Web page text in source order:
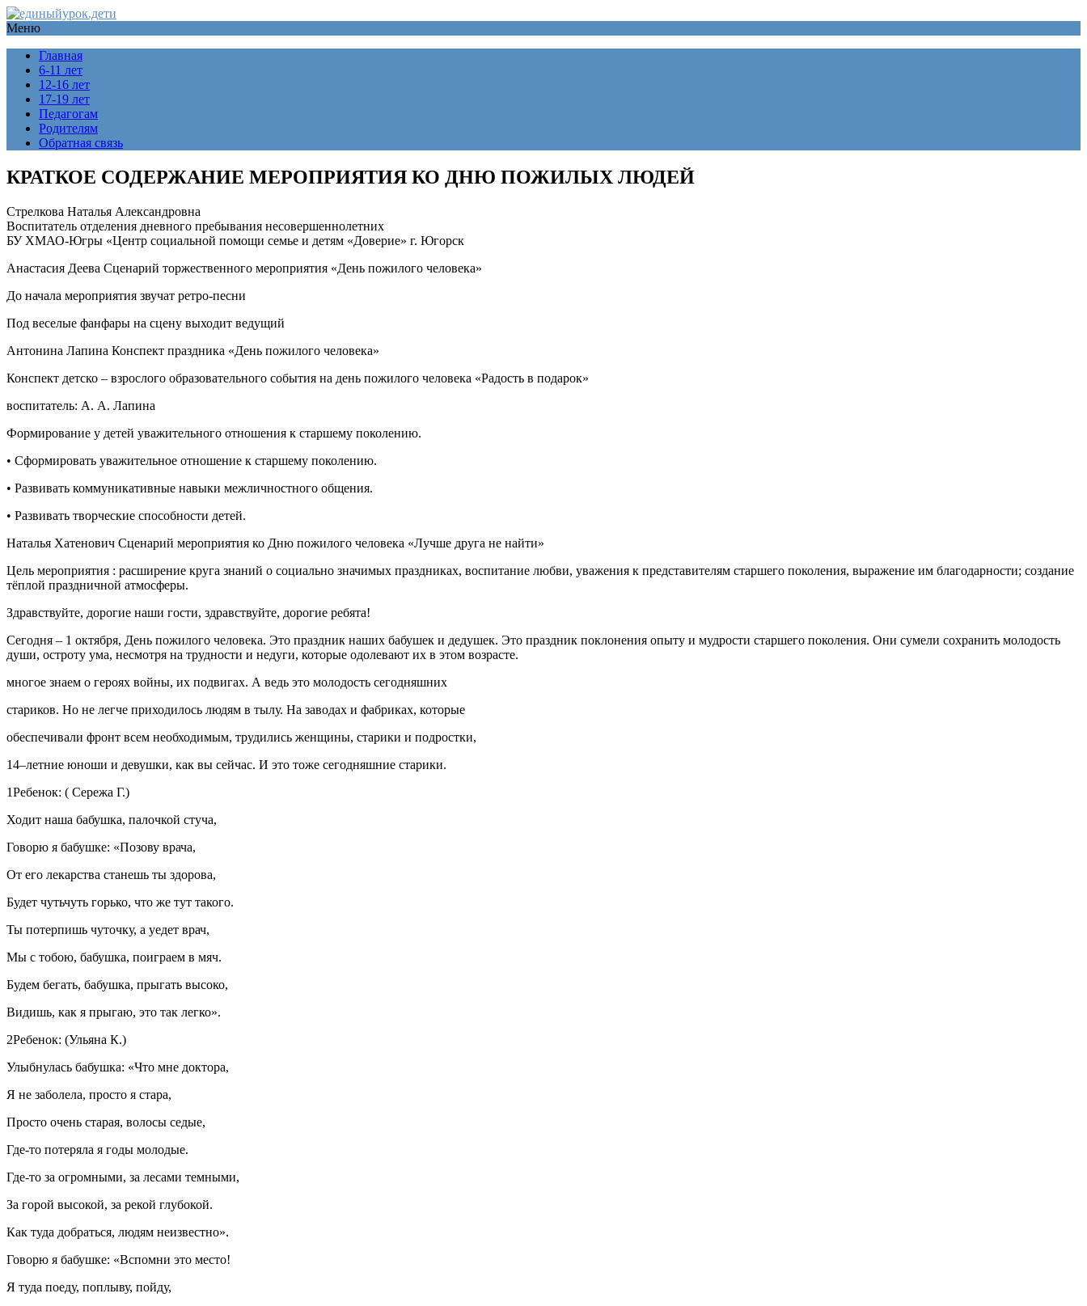
Меню
Главная
6-11 лет
12-16 лет
17-19 лет
Педагогам
Родителям
Обратная связь
КРАТКОЕ СОДЕРЖАНИЕ МЕРОПРИЯТИЯ КО ДНЮ ПОЖИЛЫХ ЛЮДЕЙ
Стрелкова Наталья Александровна
Воспитатель отделения дневного пребывания несовершеннолетних
БУ ХМАО-Югры «Центр социальной помощи семье и детям «Доверие» г. Югорск
Анастасия Деева Сценарий торжественного мероприятия «День пожилого человека»
До начала мероприятия звучат ретро-песни
Под веселые фанфары на сцену выходит ведущий
Антонина Лапина Конспект праздника «День пожилого человека»
Конспект детско – взрослого образовательного события на день пожилого человека «Радость в подарок»
воспитатель: А. А. Лапина
Формирование у детей уважительного отношения к старшему поколению.
• Сформировать уважительное отношение к старшему поколению.
• Развивать коммуникативные навыки межличностного общения.
• Развивать творческие способности детей.
Наталья Хатенович Сценарий мероприятия ко Дню пожилого человека «Лучше друга не найти»
Цель мероприятия : расширение круга знаний о социально значимых праздниках, воспитание любви, уважения к представителям старшего поколения, выражение им благодарности; создание
тёплой праздничной атмосферы.
Здравствуйте, дорогие наши гости, здравствуйте, дорогие ребята!
Сегодня – 1 октября, День пожилого человека. Это праздник наших бабушек и дедушек. Это праздник поклонения опыту и мудрости старшего поколения. Они сумели сохранить молодость
души, остроту ума, несмотря на трудности и недуги, которые одолевают их в этом возрасте.
многое знаем о героях войны, их подвигах. А ведь это молодость сегодняшних
стариков. Но не легче приходилось людям в тылу. На заводах и фабриках, которые
обеспечивали фронт всем необходимым, трудились женщины, старики и подростки,
14–летние юноши и девушки, как вы сейчас. И это тоже сегодняшние старики.
1Ребенок: ( Сережа Г.)
Ходит наша бабушка, палочкой стуча,
Говорю я бабушке: «Позову врача,
От его лекарства станешь ты здорова,
Будет чутьчуть горько, что же тут такого.
Ты потерпишь чуточку, а уедет врач,
Мы с тобою, бабушка, поиграем в мяч.
Будем бегать, бабушка, прыгать высоко,
Видишь, как я прыгаю, это так легко».
2Ребенок: (Ульяна К.)
Улыбнулась бабушка: «Что мне доктора,
Я не заболела, просто я стара,
Просто очень старая, волосы седые,
Где-то потеряла я годы молодые.
Где-то за огромными, за лесами темными,
За горой высокой, за рекой глубокой.
Как туда добраться, людям неизвестно».
Говорю я бабушке: «Вспомни это место!
Я туда поеду, поплыву, пойду,